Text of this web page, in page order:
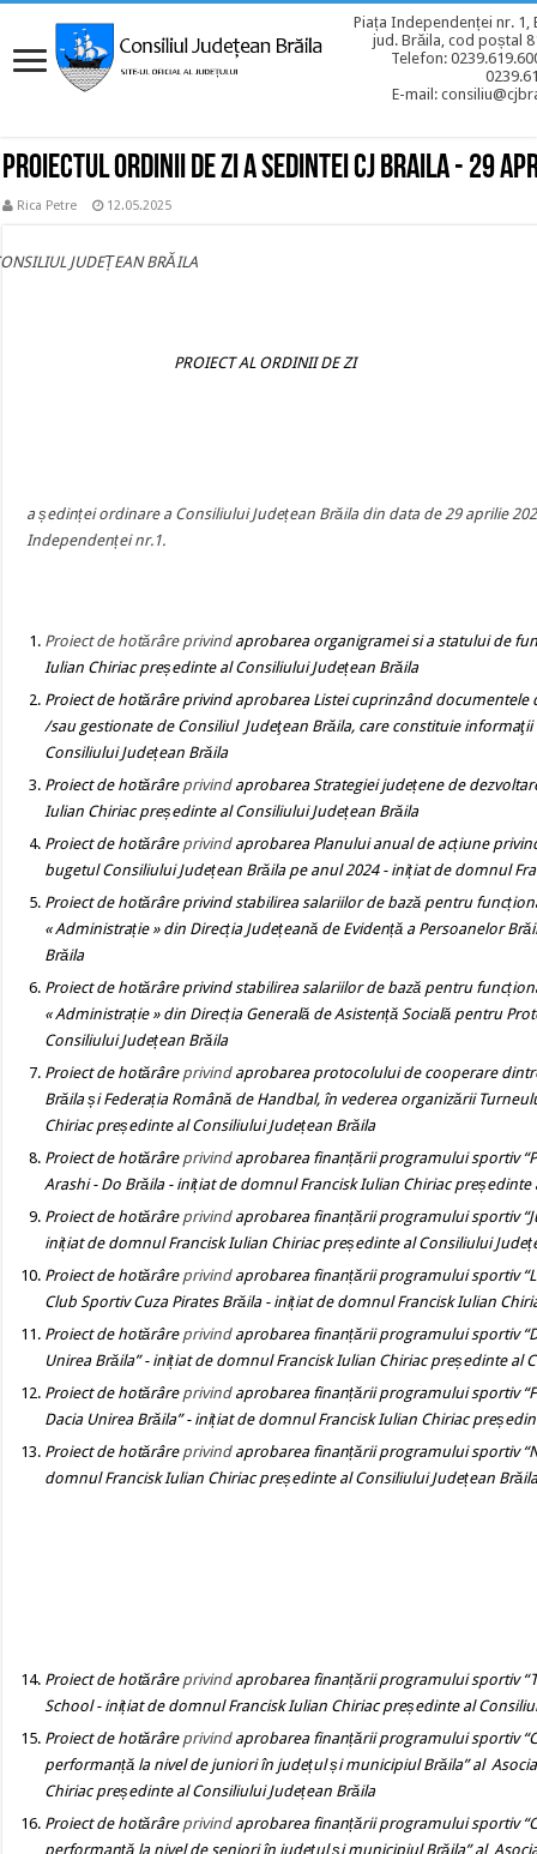
Piața Independenței nr. 1,
jud. Brăila, cod poștal
Telefon:
E-mail:
Proiectul ordinii de zi a sedintei CJ BRAILA - 29
Rica Petre 12.05.2025
JUDEȚEAN BRĂILA
AL ORDINII DE ZI
a ședinței ordinare a Consiliului Județean Brăila din data de 29 aprilie
Independenței nr.1.
Proiect de hotărâre privind aprobarea organigramei si a statului de
Iulian Chiriac președinte al Consiliului Județean Brăila
Proiect de hotărâre privind aprobarea Listei cuprinzând documentele
/sau gestionate de Consiliul Judeţean Brăila, care constituie
Consiliului Județean Brăila
Proiect de hotărâre privind aprobarea Strategiei județene de
Iulian Chiriac președinte al Consiliului Județean Brăila
Proiect de hotărâre privind aprobarea Planului anual de acțiune
bugetul Consiliului Județean Brăila pe anul 2024 - inițiat de domnul
Proiect de hotărâre privind stabilirea salariilor de bază pentru
« Administrație » din Direcția Județeană de Evidență a Persoanelor
Brăila
Proiect de hotărâre privind stabilirea salariilor de bază pentru
« Administrație » din Direcția Generală de Asistență Socială pentru
Consiliului Județean Brăila
Proiect de hotărâre privind aprobarea protocolului de cooperare
Brăila și Federația Română de Handbal, în vederea organizării
Chiriac președinte al Consiliului Județean Brăila
Proiect de hotărâre privind aprobarea finanțării programului sportiv
Arashi - Do Brăila - inițiat de domnul Francisk Iulian Chiriac președinte
Proiect de hotărâre privind aprobarea finanțării programului sportiv
inițiat de domnul Francisk Iulian Chiriac președinte al Consiliului
Proiect de hotărâre privind aprobarea finanțării programului sportiv
Club Sportiv Cuza Pirates Brăila - inițiat de domnul Francisk Iulian
Proiect de hotărâre privind aprobarea finanțării programului sportiv
Unirea Brăila”- inițiat de domnul Francisk Iulian Chiriac președinte al
Proiect de hotărâre privind aprobarea finanțării programului sportiv
Dacia Unirea Brăila”- inițiat de domnul Francisk Iulian Chiriac
Proiect de hotărâre privind aprobarea finanțării programului sportiv
domnul Francisk Iulian Chiriac președinte al Consiliului Județean
Proiect de hotărâre privind aprobarea finanțării programului sportiv
School- inițiat de domnul Francisk Iulian Chiriac președinte al
Proiect de hotărâre privind aprobarea finanțării programului sportiv
performanță la nivel de juniori în județul și municipiul Brăila” al
Chiriac președinte al Consiliului Județean Brăila
Proiect de hotărâre privind aprobarea finanțării programului sportiv
performanță la nivel de seniori în județul și municipiul Brăila” al